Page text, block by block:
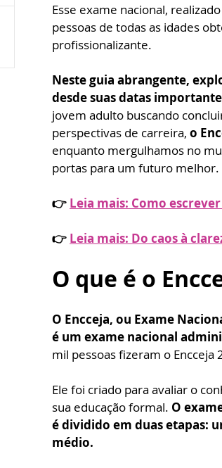
Esse exame nacional,
pessoas de todas as idades
profissionalizante.
Neste guia abrangente,
desde suas datas
jovem adulto buscando
perspectivas de carreira, o
enquanto mergulhamos no
portas para um futuro melhor.
👉 Leia mais: Como
👉 Leia mais: Do caos à
O que é o
O Encceja, ou Exame
é um exame nacional
mil pessoas fizeram o Encceja
Ele foi criado para avaliar o
sua educação formal. O
é dividido em duas etapas:
médio.